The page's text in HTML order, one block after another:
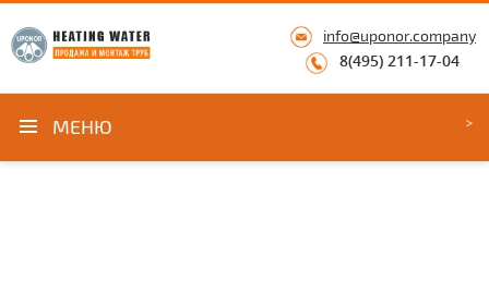
info@uponor.company
8(495) 211-17-04
МЕНЮ